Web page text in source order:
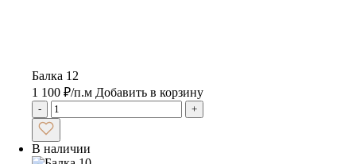
Балка 12
1 100 ₽/п.м Добавить в корзину
- +
В наличии